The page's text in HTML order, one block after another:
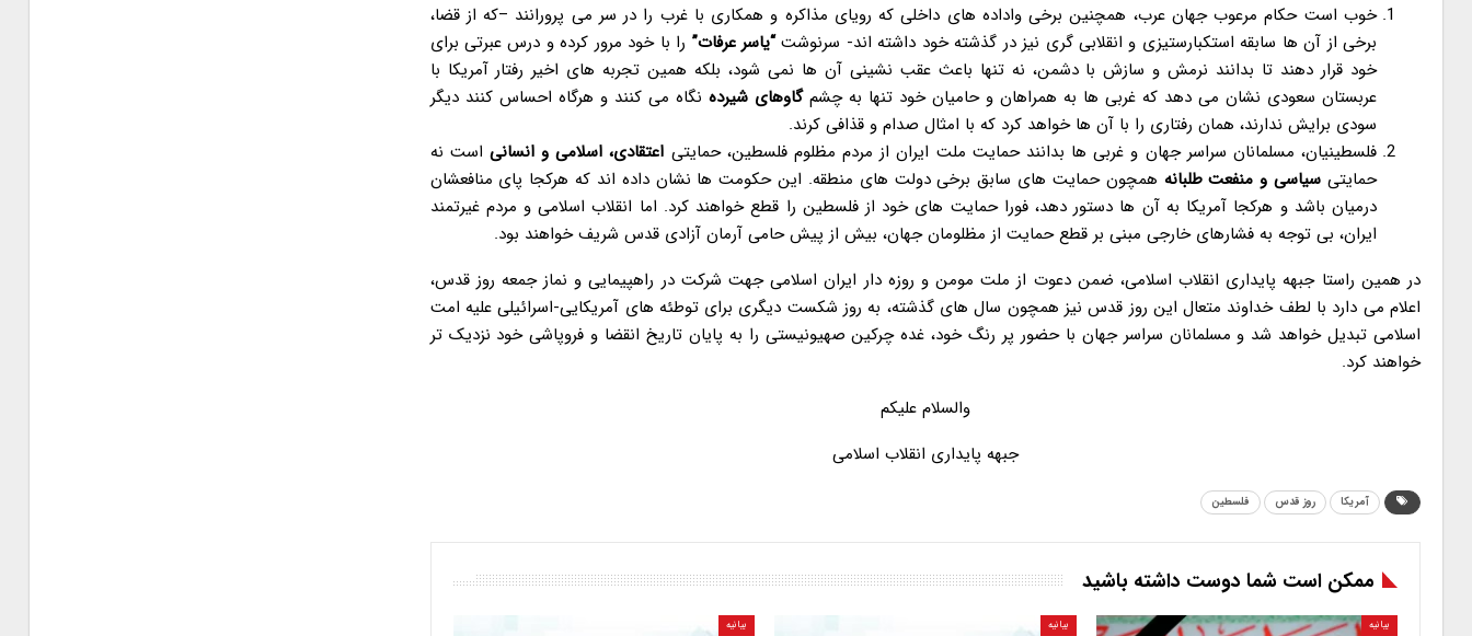
خوب است حکام مرعوب جهان عرب، همچنین برخی واداده های داخلی که رویای مذاکره و همکاری با غرب را در سر می پرورانند –که از قضا،
برخی از آن ها سابقه استکبارستیزی و انقلابی گری نیز در گذشته خود داشته اند- سرنوشت“یاسر عرفات” را با خود مرور کرده و درس عبرتی برای
خود قرار دهند تا بدانند نرمش و سازش با دشمن، نه تنها باعث عقب نشینی آن ها نمی شود، بلکه همین تجربه های اخیر رفتار آمریکا با
عربستان سعودی نشان می دهد که غربی ها به همراهان و حامیان خود تنها به چشمگاوهای شیرده نگاه می کنند و هرگاه احساس کنند دیگر
سودی برایش ندارند، همان رفتاری را با آن ها خواهد کرد که با امثال صدام و قذافی کرند.
فلسطینیان، مسلمانان سراسر جهان و غربی ها بدانند حمایت ملت ایران از مردم مظلوم فلسطین، حمایتی اعتقادی، اسلامی و انسانی است نه
حمایتی سیاسی و منفعت طلبانه همچون حمایت های سابق برخی دولت های منطقه. این حکومت ها نشان داده اند که هرکجا پای منافعشان
درمیان باشد و هرکجا آمریکا به آن ها دستور دهد، فورا حمایت های خود از فلسطین را قطع خواهند کرد. اما انقلاب اسلامی و مردم غیرتمند
ایران، بی توجه به فشارهای خارجی مبنی بر قطع حمایت از مظلومان جهان، بیش از پیش حامی آرمان آزادی قدس شریف خواهند بود.
در همین راستا جبهه پایداری انقلاب اسلامی، ضمن دعوت از ملت مومن و روزه دار ایران اسلامی جهت شرکت در راهپیمایی و نماز جمعه روز قدس،
اعلام می دارد با لطف خداوند متعال این روز قدس نیز همچون سال های گذشته، به روز شکست دیگری برای توطئه های آمریکایی-اسرائیلی علیه امت
اسلامی تبدیل خواهد شد و مسلمانان سراسر جهان با حضور پر رنگ خود، غده چرکین صهیونیستی را به پایان تاریخ انقضا و فروپاشی خود نزدیک تر
خواهند کرد.
والسلام علیکم
جبهه پایداری انقلاب اسلامی
آمریکا روز قدس فلسطین
ممکن است شما دوست داشته باشید
بیانیه بیانیه بیانیه